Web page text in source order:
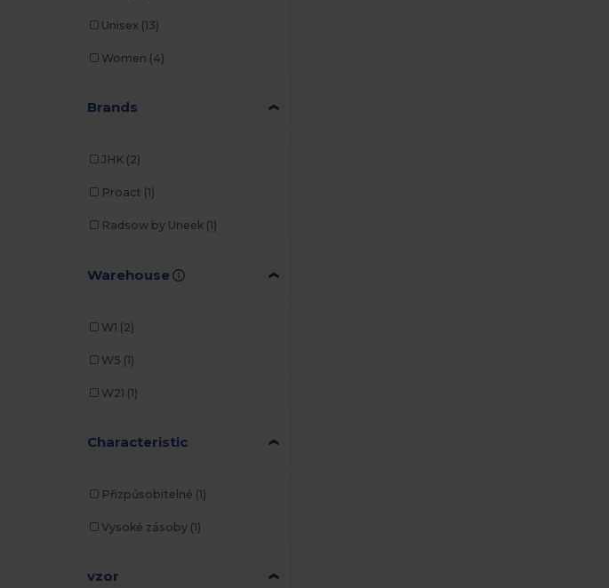
Unisex (13)
Women (4)
Brands
JHK (2)
Proact (1)
Radsow by Uneek (1)
Warehouse
W1 (2)
W5 (1)
W21 (1)
Characteristic
Přizpůsobitelné (1)
Vysoké zásoby (1)
vzor